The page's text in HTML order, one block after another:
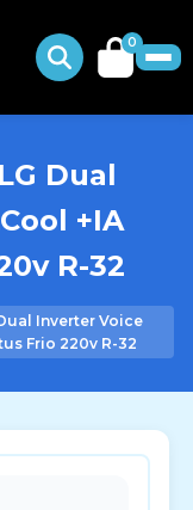
0
Dual
+IA
R-32
Inverter Voice
Frio 220v R-32